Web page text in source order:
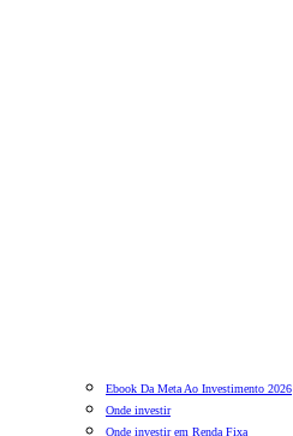
Ebook Da Meta Ao Investimento 2026
Onde investir
Onde investir em Renda Fixa